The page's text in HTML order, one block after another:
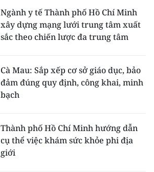
Ngành y tế Thành phố Hồ Chí Minh
xây dựng mạng lưới trung tâm xuất
sắc theo chiến lược đa trung tâm
Cà Mau: Sắp xếp cơ sở giáo dục, bảo
đảm đúng quy định, công khai, minh
bạch
Thành phố Hồ Chí Minh hướng dẫn
cụ thể việc khám sức khỏe phi địa
giới